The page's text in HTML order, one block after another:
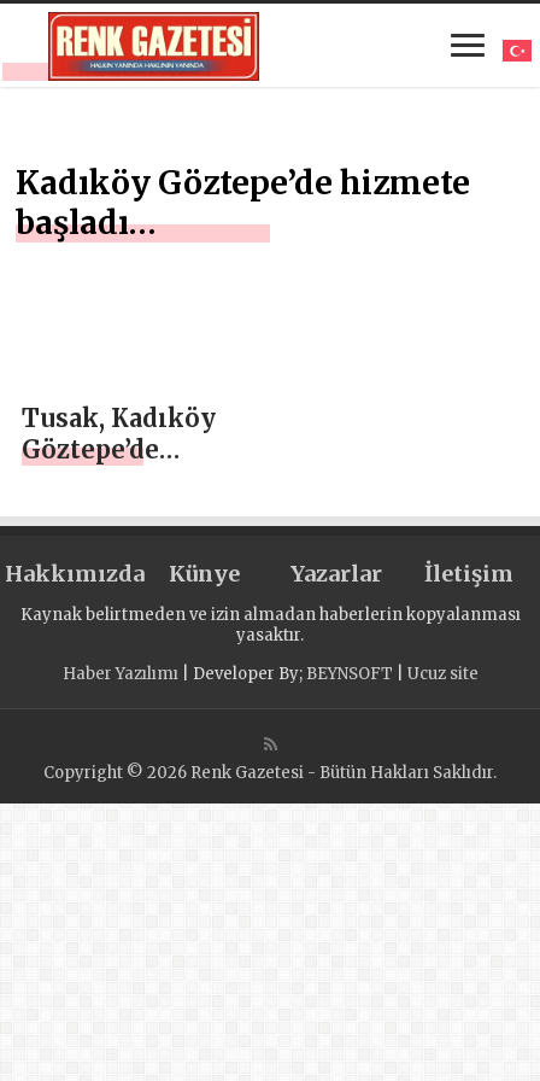
Kadıköy Göztepe’de hizmete
başladı…
Tusak, Kadıköy
Göztepe’de
Hakkımızda Künye Yazarlar İletişim
Kaynak belirtmeden ve izin almadan haberlerin kopyalanması
yasaktır.
Haber Yazılımı| Developer By; BEYNSOFT Ucuz site
Copyright © 2026 Renk Gazetesi - Bütün Hakları Saklıdır.